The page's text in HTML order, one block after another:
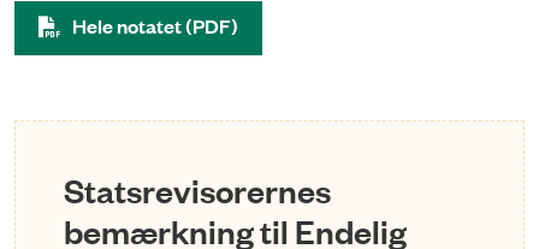
Hele notatet (PDF)
Statsrevisorernes
bemærkning til Endelig